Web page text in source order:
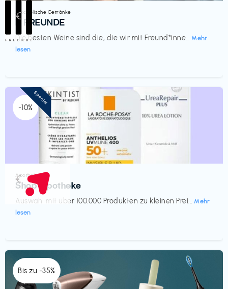
Alkoholische Getränke
III FREUNDE
Die besten Weine sind die, die wir mit Freund*inne... Mehr
lesen
€‎
-10%
Apotheke
Shop Apotheke
Auswahl mit über 100.000 Produkten zu kleinen Prei... Mehr
lesen
€‎
Special
Bis zu -35%